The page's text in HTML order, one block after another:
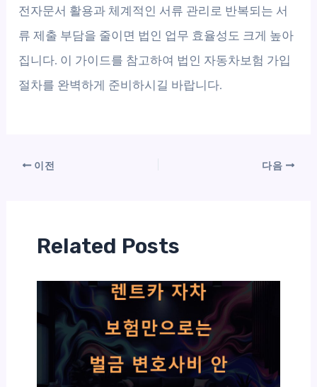
전자문서 활용과 체계적인 서류 관리로 반복되는 서
류 제출 부담을 줄이면 법인 업무 효율성도 크게 높아
집니다. 이 가이드를 참고하여 법인 자동차보험 가입
절차를 완벽하게 준비하시길 바랍니다.
이전 다음
Related Posts